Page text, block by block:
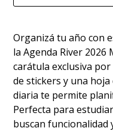
Organizá tu año con
la Agenda River 2026
carátula exclusiva
de stickers y una
diaria te permite
Perfecta para
buscan funcionalidad